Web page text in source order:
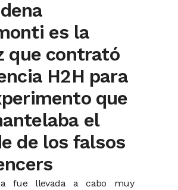
es la
que contrató
H2H para
que
el
de los falsos
fue llevada a cabo muy